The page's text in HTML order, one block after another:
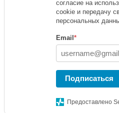
согласие на
cookie и передачу
персональных
Email *
Подписаться
Предоставлено